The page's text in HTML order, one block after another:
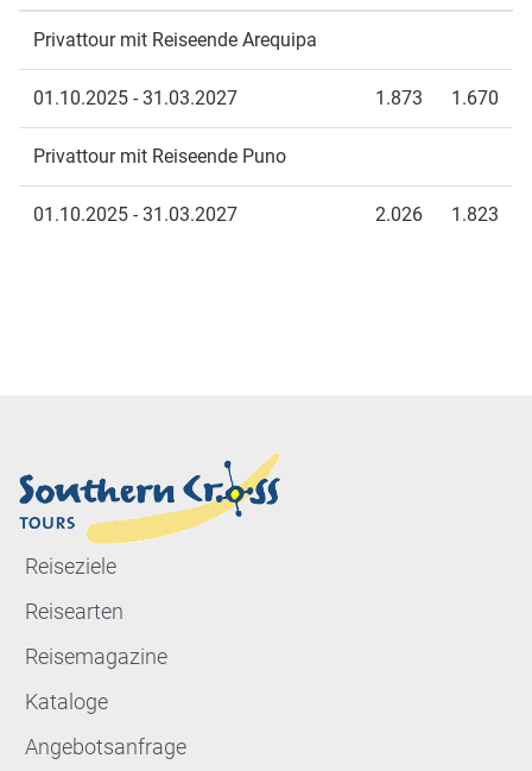
Privattour mit Reiseende Arequipa
01.10.2025 - 31.03.2027 1.873 1.670
Privattour mit Reiseende Puno
01.10.2025 - 31.03.2027 2.026 1.823
Reiseziele
Reisearten
Reisemagazine
Kataloge
Angebotsanfrage